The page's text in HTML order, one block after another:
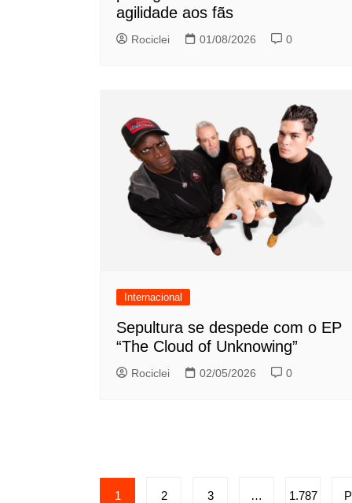
agilidade aos fãs
Rociclei 01/08/2026 0
Internacional
Sepultura se despede com o EP
“The Cloud of Unknowing”
Rociclei 02/05/2026 0
Paginação
1 2 3 … 1.787